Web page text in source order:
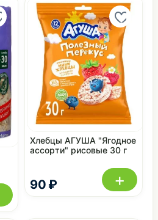
90 ₽
Хлебцы АГУША "Ягодное
ассорти" рисовые 30 г
+